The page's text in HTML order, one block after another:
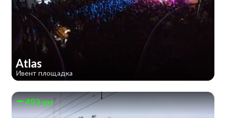
Atlas
Ивент площадка
493 км